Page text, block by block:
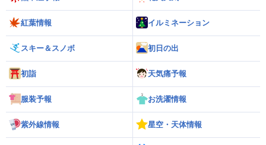
紅葉情報 イルミネーション
スキー＆スノボ 初日の出
初詣 天気痛予報
服装予報 お洗濯情報
紫外線情報 星空・天体情報